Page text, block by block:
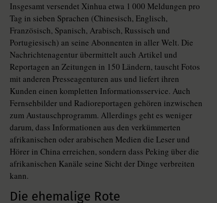
Insgesamt versendet Xinhua etwa 1 000 Meldungen pro
Tag in sieben Sprachen (Chinesisch, Englisch,
Französisch, Spanisch, Arabisch, Russisch und
Portugiesisch) an seine Abonnenten in aller Welt. Die
Nachrichtenagentur übermittelt auch Artikel und
Reportagen an Zeitungen in 150 Ländern, tauscht Fotos
mit anderen Presseagenturen aus und liefert ihren
Kunden einen kompletten Informationsservice. Auch
Fernsehbilder und Radioreportagen gehören inzwischen
zum Austauschprogramm. Allerdings geht es weniger
darum, dass Informationen aus den verkümmerten
afrikanischen oder arabischen Medien die Leser und
Hörer in China erreichen, sondern dass Peking über die
afrikanischen Kanäle seine Sicht der Dinge verbreiten
kann.
Die ehemalige Rote